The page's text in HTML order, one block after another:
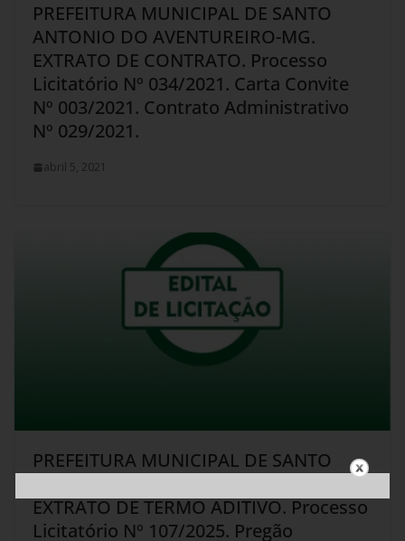
PREFEITURA MUNICIPAL DE SANTO
ANTONIO DO AVENTUREIRO-MG.
EXTRATO DE CONTRATO. Processo
Licitatório Nº 034/2021. Carta Convite
Nº 003/2021. Contrato Administrativo
Nº 029/2021.
abril 5, 2021
PREFEITURA MUNICIPAL DE SANTO
EXTRATO DE TERMO ADITIVO. Processo
Licitatório Nº 107/2025. Pregão